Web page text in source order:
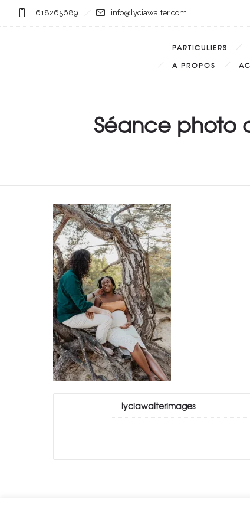
+618265689 info@lyciawalter.com
PARTICULIERS
A PROPOS
Séance photo
lyciawalterimages